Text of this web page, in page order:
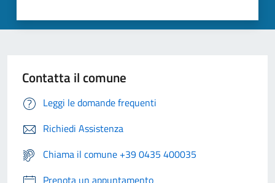
Contatta il comune
Leggi le domande frequenti
Richiedi Assistenza
Chiama il comune +39 0435 400035